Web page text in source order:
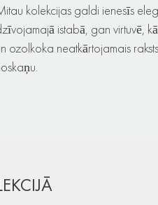
kolekcijas galdi ienesīs
istabā, gan virtuvē,
ozolkoka neatkārtojamais